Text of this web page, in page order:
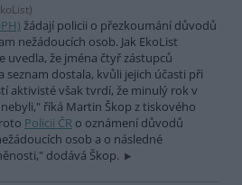
žádají policii o přezkoumání důvodů
nežádoucích osob. Jak EkoList
uvedla, že jména čtyř zástupců
seznam dostala, kvůli jejich účasti při
aktivisté však tvrdí, že minulý rok v
říká Martin Škop z tiskového
Policii ČR o oznámení důvodů
osob a o následné
dodává Škop.